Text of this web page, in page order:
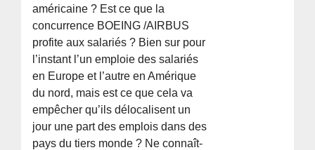
américaine ? Est ce que la
concurrence BOEING /AIRBUS
profite aux salariés ? Bien sur pour
l’instant l’un emploie des salariés
en Europe et l’autre en Amérique
du nord, mais est ce que cela va
empêcher qu’ils délocalisent un
jour une part des emplois dans des
pays du tiers monde ? Ne connaît-